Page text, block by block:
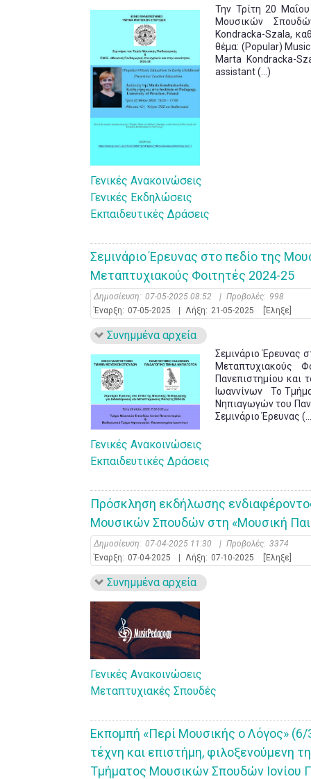
Την Τρίτη 20
Μουσικών
Kondracka-Szala,
θέμα: (Popular)
Marta Kondracka-
assistant (...)
Γενικές Ανακοινώσεις
Γενικές Εκδηλώσεις
Εκπαιδευτικές Δράσεις
Σεμινάριo Έρευνας στο πεδίο της
Μεταπτυχιακούς Φοιτητές 2024-25
Δημοσίευση: 07-05-2025 08:52 | Προβολές: 998
Έναρξη: 07-05-2025 Λήξη: 21-05-2025 [Έληξε]
Συνημμένα αρχεία
Σεμινάριο Έρευνας
Μεταπτυχιακούς
Πανεπιστημίου και
Ιωαννίνων Το
Νηπιαγωγών του
Σεμινάριο Έρευνας
Γενικές Ανακοινώσεις
Εκπαιδευτικές Δράσεις
Πρόσκληση εκδήλωσης
Μουσικών Σπουδών στη «Μουσική
Δημοσίευση: 07-04-2025 11:30 | Προβολές: 3374
Έναρξη: 07-04-2025 | Λήξη: 07-10-2025 [Έληξε]
Συνημμένα αρχεία
Γενικές Ανακοινώσεις
Μεταπτυχιακές Σπουδές
Εκπομπή «Περί Μουσικής ο Λόγος»
τέχνη και επιστήμη, φιλοξενούμενη
Τμήματος Μουσικών Σπουδών Ιονίου